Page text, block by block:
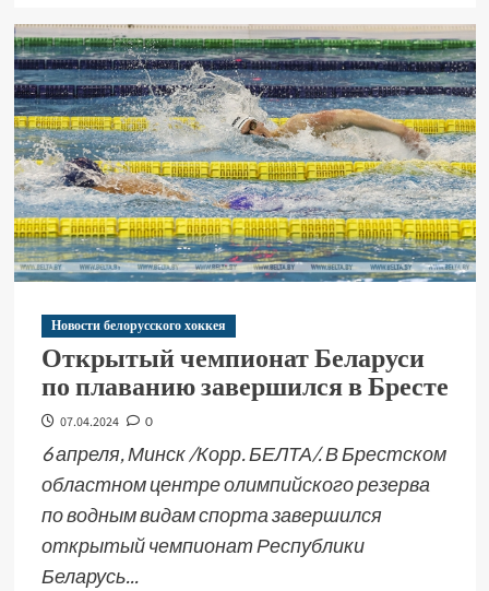
Новости белорусского хоккея
Открытый чемпионат Беларуси
по плаванию завершился в Бресте
07.04.2024 0
6 апреля, Минск /Корр. БЕЛТА/. В Брестском
областном центре олимпийского резерва
по водным видам спорта завершился
открытый чемпионат Республики
Беларусь...